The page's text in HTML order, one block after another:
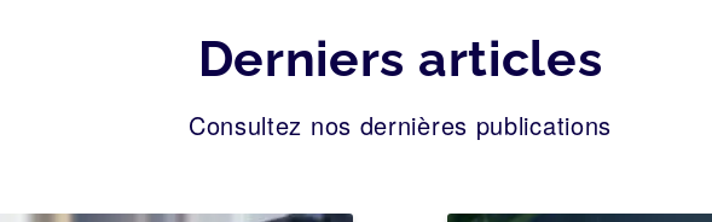
Derniers articles
Consultez nos dernières publications